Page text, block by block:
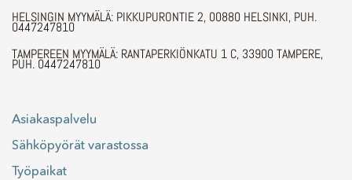
HELSINGIN MYYMÄLÄ: PIKKUPURONTIE 2, 00880 HELSINKI, PUH.
0447247810
TAMPEREEN MYYMÄLÄ: RANTAPERKIÖNKATU 1 C, 33900 TAMPERE,
PUH. 0447247810
Asiakaspalvelu
Sähköpyörät varastossa
Työpaikat